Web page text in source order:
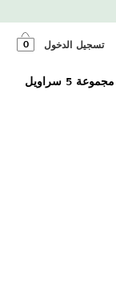
تسجيل الدخول 0
مجموعة 5 سراويل